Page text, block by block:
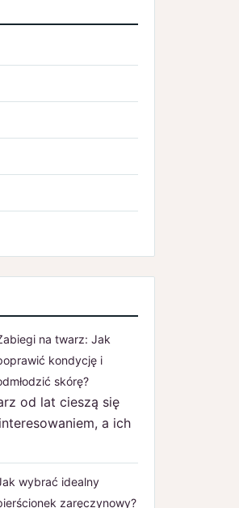
na twarz: Jak
kondycję i
skórę?
od lat cieszą się
a ich
wybrać idealny
zaręczynowy?